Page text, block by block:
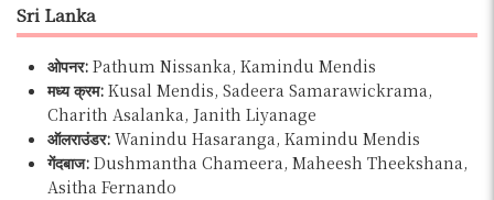
Sri Lanka
ओपनर: Pathum Nissanka, Kamindu Mendis
मध्य क्रम: Kusal Mendis, Sadeera Samarawickrama,
Charith Asalanka, Janith Liyanage
ऑलराउंडर: Wanindu Hasaranga, Kamindu Mendis
गेंदबाज: Dushmantha Chameera, Maheesh Theekshana,
Asitha Fernando